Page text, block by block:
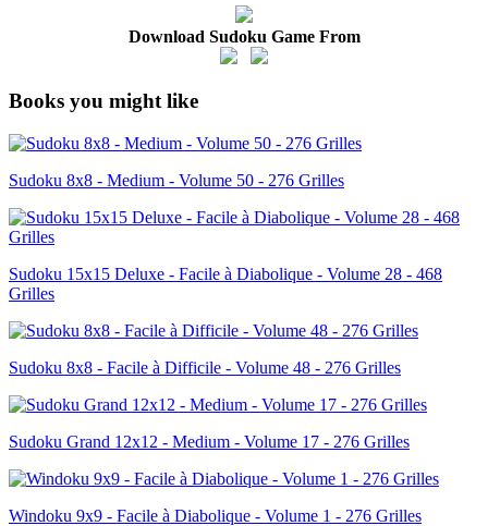
Download Sudoku Game From
Books you might like
Sudoku 8x8 - Medium - Volume 50 - 276 Grilles
Sudoku 15x15 Deluxe - Facile à Diabolique - Volume 28 - 468
Grilles
Sudoku 8x8 - Facile à Difficile - Volume 48 - 276 Grilles
Sudoku Grand 12x12 - Medium - Volume 17 - 276 Grilles
Windoku 9x9 - Facile à Diabolique - Volume 1 - 276 Grilles